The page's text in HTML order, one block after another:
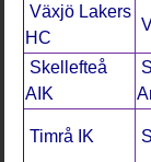
Växjö Lakers
HC
Skellefteå
AIK
Timrå IK